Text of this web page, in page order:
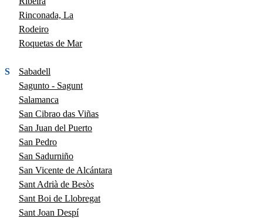
Rinconada, La
Rodeiro
Roquetas de Mar
S
Sabadell
Sagunto - Sagunt
Salamanca
San Cibrao das Viñas
San Juan del Puerto
San Pedro
San Sadurniño
San Vicente de Alcántara
Sant Adrià de Besòs
Sant Boi de Llobregat
Sant Joan Despí